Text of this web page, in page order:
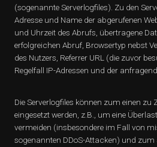
(sogenannte Serverlogfiles). Zu den
Adresse und Name der abgerufenen
und Uhrzeit des Abrufs, übertragene
erfolgreichen Abruf, Browsertyp nebst
des Nutzers, Referrer URL (die zuvor
Regelfall IP-Adressen und der
Die Serverlogfiles können zum einen zu
eingesetzt werden, z.B., um eine
vermeiden (insbesondere im Fall von
sogenannten DDoS-Attacken) und zum